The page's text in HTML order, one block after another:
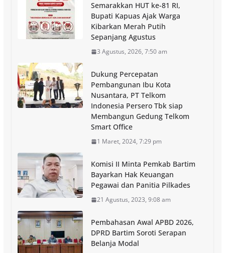
Semarakkan HUT ke-81 RI,
Bupati Kapuas Ajak Warga
Kibarkan Merah Putih
Sepanjang Agustus
3 Agustus, 2026, 7:50 am
Dukung Percepatan
Pembangunan Ibu Kota
Nusantara, PT Telkom
Indonesia Persero Tbk siap
Membangun Gedung Telkom
Smart Office
1 Maret, 2024, 7:29 pm
Komisi II Minta Pemkab Bartim
Bayarkan Hak Keuangan
Pegawai dan Panitia Pilkades
21 Agustus, 2023, 9:08 am
Pembahasan Awal APBD 2026,
DPRD Bartim Soroti Serapan
Belanja Modal